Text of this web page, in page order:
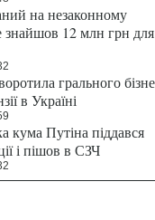
на незаконному
знайшов 12 млн грн для
грального
в Україні
кума Путіна піддався
і пішов в СЗЧ